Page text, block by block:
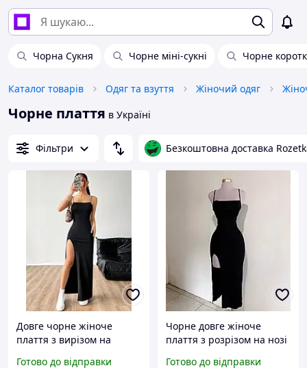
Чорна Сукня Чорне міні-сукні Чорне
Каталог товарів Одяг та взуття Жіночий одяг
Чорне плаття в Україні
Фільтри Безкоштовна доставка
Довге чорне жіноче
плаття з вирізом на
Готово до відправки
Чорне довге жіноче
плаття з розрізом на нозі
Готово до відправки